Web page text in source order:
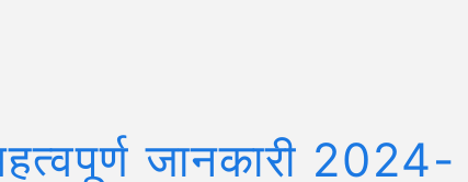
जानकारी 2024-